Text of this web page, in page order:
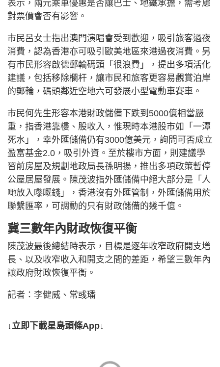
表示，兩元乘車優惠是否讓巴士、地鐵承擔，需考慮
對票價會否有影響。
市民呂女士指出澳門演唱會受到歡迎，吸引旅客過夜
消費，認為香港亦可吸引歐美地區來港過夜消費。另
有市民形容啟德郵輪碼頭「很浪費」，提出多項活化
建議，包括移除欄杆，讓市民和旅客更容易觀賞泊岸
的郵輪，碼頭鄰近空地六可發展小型電動車賽車。
市民何先生形容本港財政儲備下跌到5000億相當嚴
重，指香港靠樓、股收入，惟現時本港股市如「一潭
死水」，幸外匯儲備仍有3000億美元，詢問可否成立
盈富基金2.0，吸引外資。至於樓市方面，則建議學
習前房屋及規劃地政局長孫明揚，推出多項政策暫停
公屋居屋發展。陳茂波指外匯儲備中絕大部分是「人
哋放入嚟嘅錢」，香港沒有外匯管制，外匯儲備用於
聯繫匯率，可調動的只有財政儲備的幾千億。
冀三數年內財政恢復平衡
陳茂波最後總結時表示，目標是逐年收窄政府開支增
長、以及收窄收入和開支之間的差距，希望三數年內
讓政府財政恢復平衡。
記者：李健威、常彧璠
↓立即下載星島頭條App↓